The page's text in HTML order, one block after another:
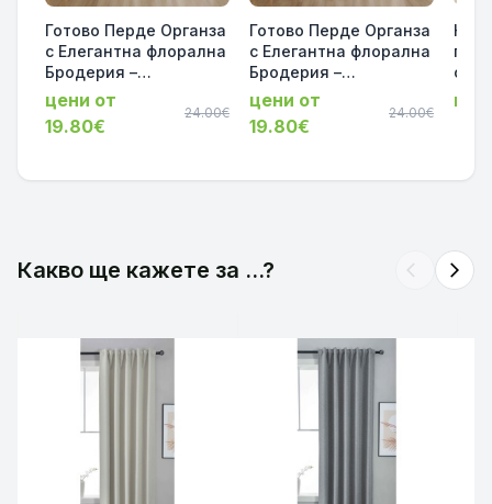
Готово Перде Органза
с Елегантна флорална
Бродерия –
Прозрачно, за Релса и
Тръбен Корниз, серия-
Флоренция
код-2023200-007
цени от
19.80€
24.00€
Готово Перде Органза
с Елегантна флорална
Бродерия –
Прозрачно, за Релса и
Тръбен Корниз, серия-
Флоренция
код-2023200-011
цени от
19.80€
24.00€
1
Какво ще кажете за ...? arrow_back_ios arrow_forward_ios